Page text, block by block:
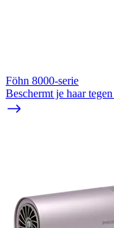
Föhn 8000-serie
Beschermt je haar